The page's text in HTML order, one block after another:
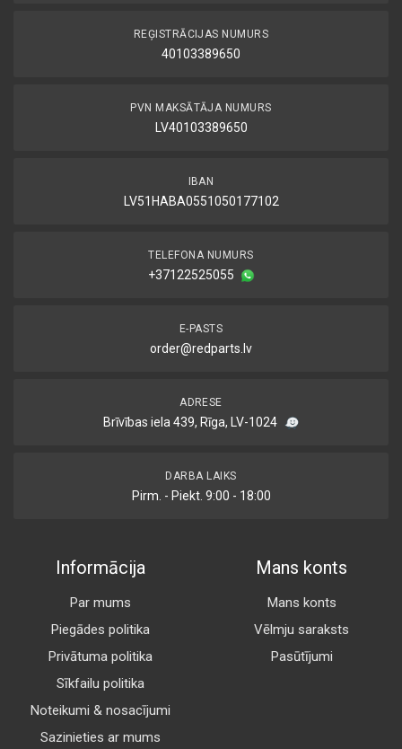
REĢISTRĀCIJAS NUMURS
40103389650
PVN MAKSĀTĀJA NUMURS
LV40103389650
IBAN
LV51HABA0551050177102
TELEFONA NUMURS
+37122525055
E-PASTS
order@redparts.lv
ADRESE
Brīvības iela 439, Rīga, LV-1024
DARBA LAIKS
Pirm. - Piekt. 9:00 - 18:00
Informācija
Par mums
Piegādes politika
Privātuma politika
Sīkfailu politika
Noteikumi & nosacījumi
Sazinieties ar mums
Mans konts
Mans konts
Vēlmju saraksts
Pasūtījumi